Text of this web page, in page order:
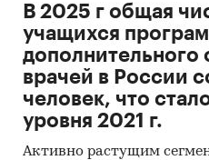
В 2025 г общая
учащихся
дополнительного
врачей в России
человек, что
уровня 2021 г.
Активно растущим